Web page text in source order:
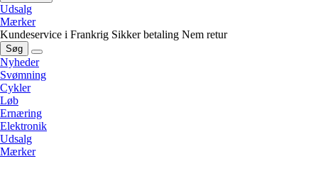
Udsalg
Mærker
Kundeservice i Frankrig Sikker betaling Nem retur
Søg
Nyheder
Svømning
Cykler
Løb
Ernæring
Elektronik
Udsalg
Mærker